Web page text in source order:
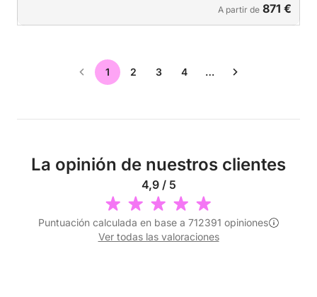
A partir de 871 €
1 2 3 4 …
La opinión de nuestros clientes
4,9 / 5
Puntuación calculada en base a 712391 opiniones
Ver todas las valoraciones